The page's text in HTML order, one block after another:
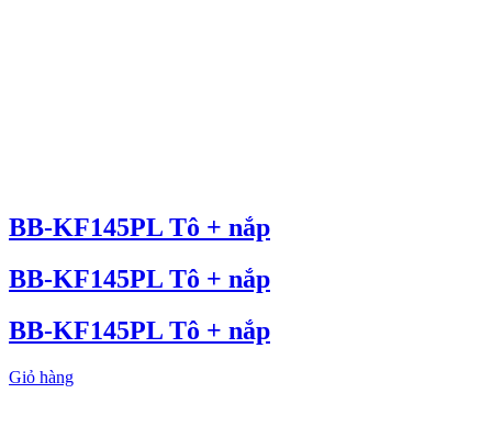
BB-KF145PL Tô + nắp
BB-KF145PL Tô + nắp
BB-KF145PL Tô + nắp
Giỏ hàng